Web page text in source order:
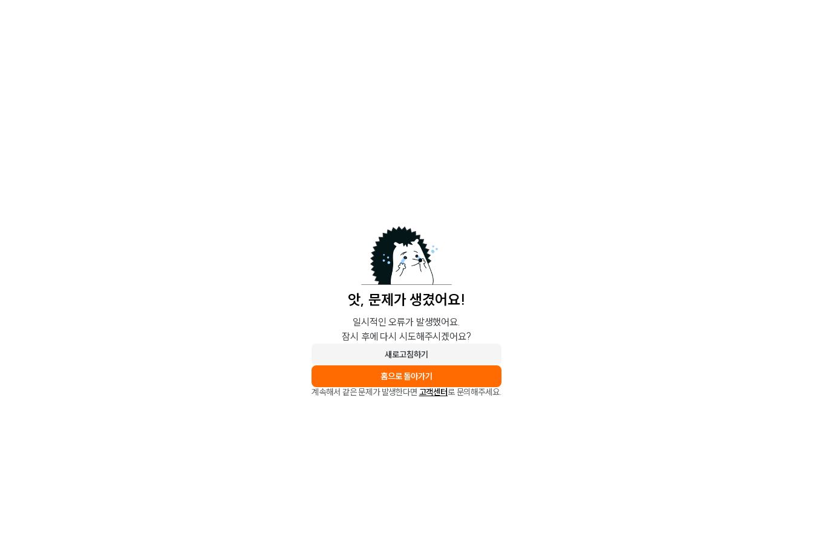
앗, 문제가 생겼어요!
일시적인 오류가 발생했어요.
잠시 후에 다시 시도해주시겠어요?
새로고침하기
홈으로 돌아가기
계속해서 같은 문제가 발생한다면 고객센터로 문의해주세요.